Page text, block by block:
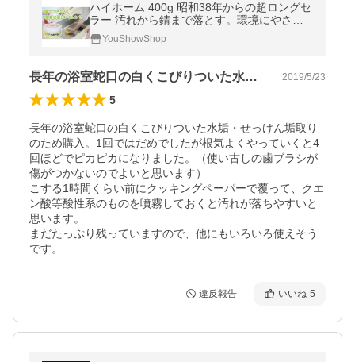
ハイホーム 400g 昭和38年からの超ロングセ
ラー 汚れから錆まで落とす。環境にやさし
い汎用クレンザー _.
YouShowShop
長年の浴室蛇口の白くこびりついた水垢・… 2019/5/23
5
長年の浴室蛇口の白くこびりついた水垢・せっけん垢取り
のため購入。1回ではだめでしたが根気よくやっていくと4
回ほどでピカピカになりました。（使い古しの歯ブラシが
傷がつかないのでよいと思います）
こする1時間くらい前にクッキングペーパーで覆って、クエ
ン酸等酸性系のものを噴霧しておくと汚れが落ちやすいと
思います。
まだたっぷり残っていますので、他にもいろいろ使えそう
です。
違反報告 いいね 5